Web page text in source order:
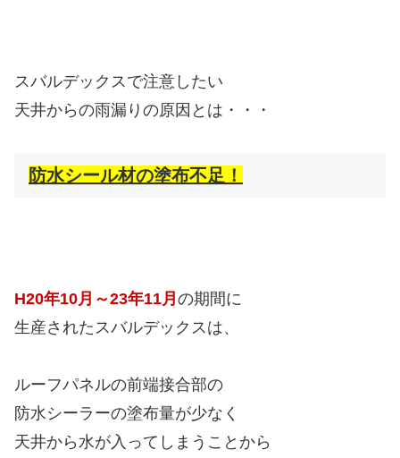
スバルデックスで注意したい
天井からの雨漏りの原因とは・・・
防水シール材の塗布不足！
H20年10月～23年11月 の期間に
生産されたスバルデックスは、
ルーフパネルの前端接合部の
防水シーラーの塗布量が少なく
天井から水が入ってしまうことから